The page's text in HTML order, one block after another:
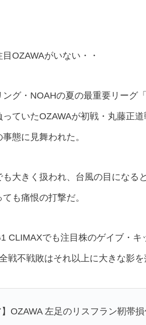
OZAWAがいない・・
ング・NOAHの夏の最重要リーグ
っていたOZAWAが初戦・丸藤正
態に見舞われた。
も大きく扱われ、台風の目になる
も痛恨の打撃だ。
CLIMAXでも注目株のゲイブ・
戦不戦敗はそれ以上に大きな影
】OZAWA 左足のリスフラン靭